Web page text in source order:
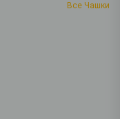
Все Чашки